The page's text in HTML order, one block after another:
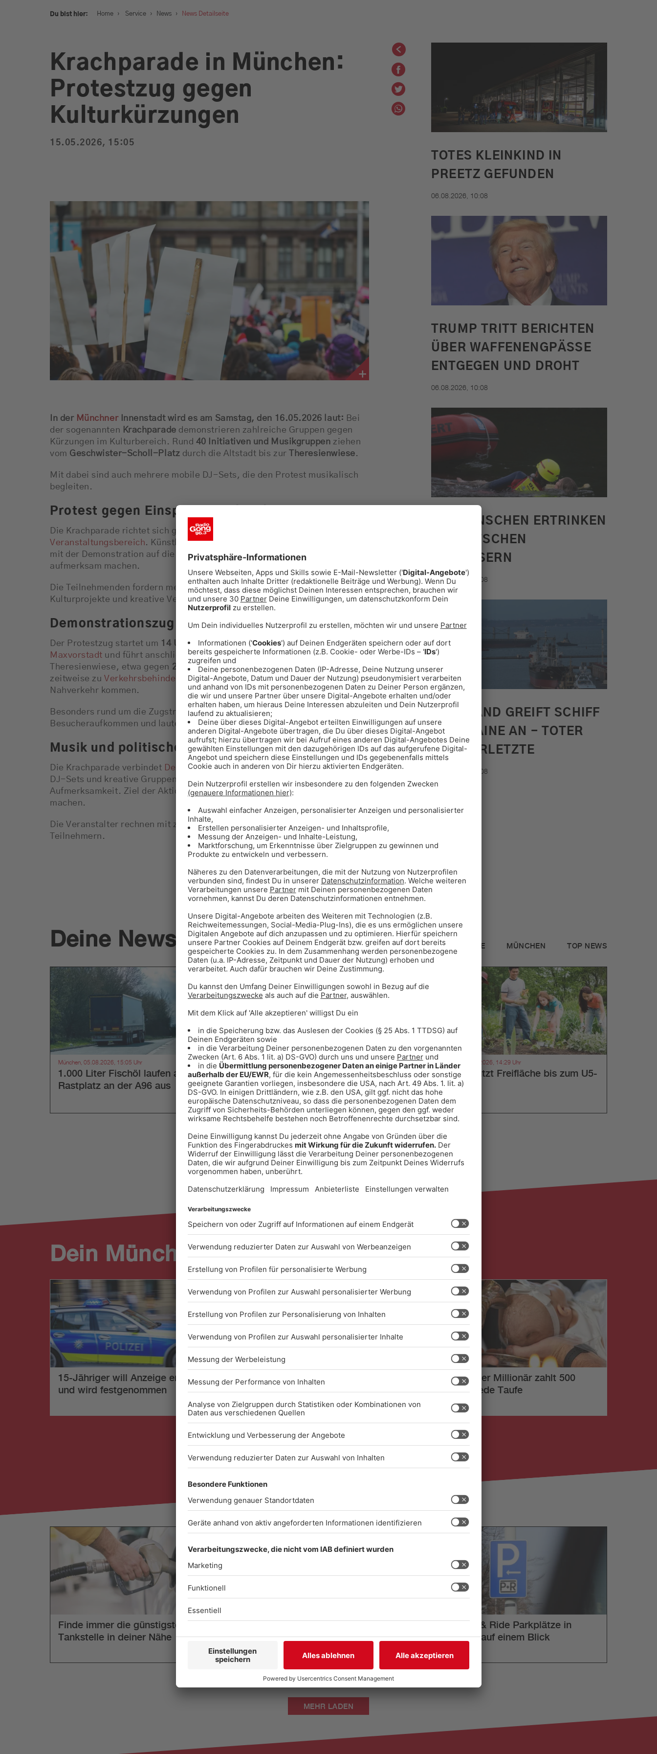
Dein München. Deine Hits.
Service
Programm
Die neue Radio
Gong 96.3
Smartphone-App
Alle Aktionen. Der Verkehr und
das Wetter für München und viele
weitere Funktionen
MEHR ERFAHREN
Du bist hier: Home › Service › News › News Detailseite
Krachparade in München:
Protestzug gegen
Kulturkürzungen
15.05.2026, 15:05
In der MünchnerInnenstadt wird es am Samstag, den 16.05.2026 laut: Bei
der sogenannten Krachparade demonstrieren zahlreiche Gruppen gegen
Kürzungen im Kulturbereich. Rund 40 Initiativen und Musikgruppen ziehen
vom Geschwister-Scholl-Platz durch die Altstadt bis zur Theresienwiese.
Mit dabei sind auch mehrere mobile DJ-Sets, die den Protest musikalisch
begleiten.
Protest gegen Einsparungen bei der Kultur
Die Krachparade richtet sich gegen geplante Kürzungen im Kultur- und
Veranstaltungsbereich. Künstler, Veranstalter und Kulturschaffende wollen
mit der Demonstration auf die Bedeutung einer vielfältigen Kulturszene
aufmerksam machen.
Die Teilnehmenden fordern mehr Unterstützung für Clubs, freie
Kulturprojekte und kreative Veranstaltungen in München.
Demonstrationszug durch die Innenstadt
Der Protestzug startet um 14 Uhrim Bereich der Universität in der
Maxvorstadt und führt anschließend durch Teile der Altstadt bis zur
Theresienwiese, etwa gegen 22 Uhr. Wegen der Demonstration kann es
zeitweise zuVerkehrsbehinderungenund Einschränkungen im öffentlichen
Nahverkehr kommen.
Besonders rund um die Zugstrecke ist am Nachmittag mit erhöhtem
Besucheraufkommen und lauter Musik zu rechnen.
Musik und politische Botschaft
Die Krachparade verbindet Demonstrationund Musikveranstaltung. Mobile
DJ-Sets und kreative Gruppen sorgen entlang der Route für Stimmung und
Aufmerksamkeit. Ziel der Aktion ist es, Kultur sichtbar und hörbar zu
machen.
Die Veranstalter rechnen mit zahlreichen Teilnehmerinnen und
Teilnehmern.
TOTES KLEINKIND IN
PREETZ GEFUNDEN
06.08.2026, 10:08
TRUMP TRITT BERICHTEN
ÜBER WAFFENENGPÄSSE
ENTGEGEN UND DROHT
06.08.2026, 10:08
261 MENSCHEN ERTRINKEN
IN DEUTSCHEN
GEWÄSSERN
06.08.2026, 10:08
RUSSLAND GREIFT SCHIFF
IN UKRAINE AN - TOTER
UND VERLETZTE
06.08.2026, 09:08
Deine News. ALLE MÜNCHEN TOP NEWS
München, 05.08.2026, 15:05 Uhr
1.000 Liter Fischöl laufen auf
Rastplatz an der A96 aus
München, 05.08.2026, 14:51 Uhr
Tierpark Hellabrunn wildert zehn
Alpensteinböcke erfolgreich aus
München, 05.08.2026, 14:29 Uhr
Aubing nutzt Freifläche bis zum U5-
Ausbau
MEHR NEWS LADEN
Dein München.
15-Jähriger will Anzeige erstatten –
und wird festgenommen
Frau überfährt eigenen Ehemann
beim Ausparken
Starnberger Millionär zahlt 500
Euro für jede Taufe
MEHR LADEN
Finde immer die günstigste
Tankstelle in deiner Nähe
Dringend Stammzellenspende für
Jakob (8) gesucht
Alle Park & Ride Parkplätze in
München auf einem Blick
MEHR LADEN